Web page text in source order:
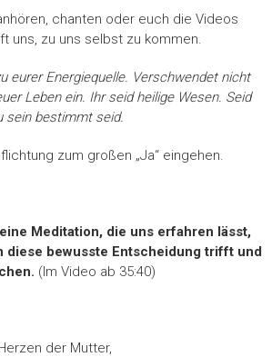
chanten oder euch die Videos
uns, zu uns selbst zu kommen.
eurer Energiequelle. Verschwendet nicht
Leben ein. Ihr seid heilige Wesen. Seid
sein bestimmt seid.
zum großen „Ja“ eingehen.
Meditation, die uns erfahren lässt,
diese bewusste Entscheidung trifft und
(Im Video ab 35:40)
der Mutter,